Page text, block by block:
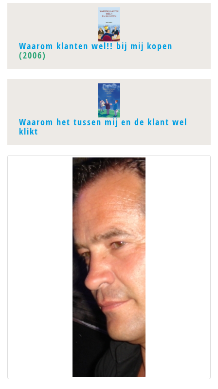
Waarom klanten wel!! bij mij kopen
(2006)
Waarom het tussen mij en de klant wel
klikt